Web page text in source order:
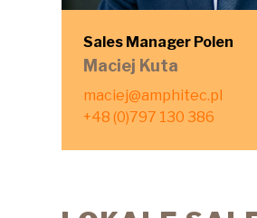
Sales Manager Polen
Maciej Kuta
maciej@amphitec.pl
+48 (0)797 130 386